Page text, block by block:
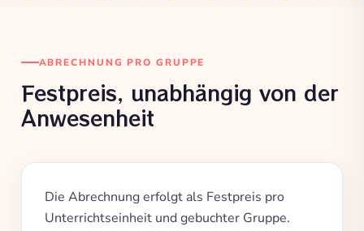
ABRECHNUNG PRO GRUPPE
Festpreis, unabhängig von der
Anwesenheit
Die Abrechnung erfolgt als Festpreis pro
Unterrichtseinheit und gebuchter Gruppe.